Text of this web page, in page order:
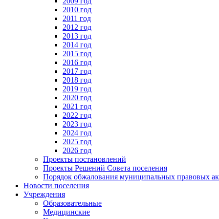
2010 год
2011 год
2012 год
2013 год
2014 год
2015 год
2016 год
2017 год
2018 год
2019 год
2020 год
2021 год
2022 год
2023 год
2024 год
2025 год
2026 год
Проекты постановлений
Проекты Решений Совета поселения
Порядок обжалования муниципальных правовых
Новости поселения
Учреждения
Образовательные
Медицинские